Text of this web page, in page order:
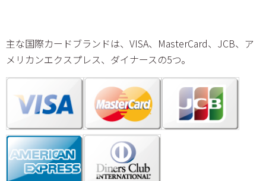
主な国際カードブランドは、VISA、MasterCard、JCB、ア
メリカンエクスプレス、ダイナースの5つ。